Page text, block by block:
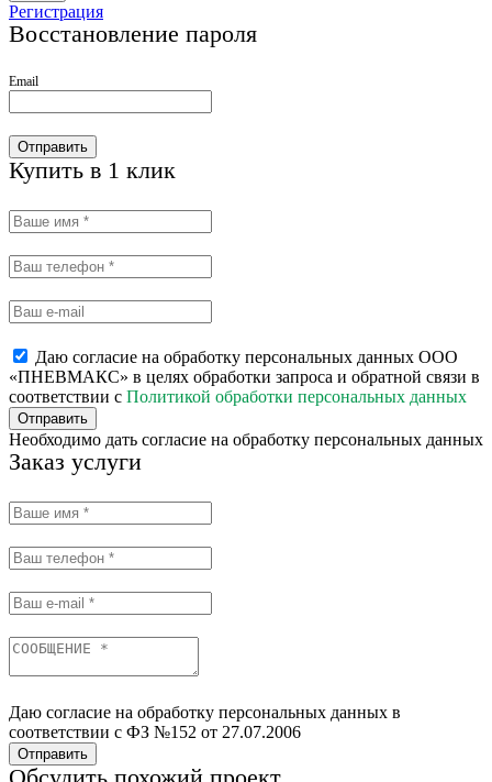
Регистрация
Восстановление пароля
Email
Отправить
Купить в 1 клик
Даю согласие на обработку персональных данных ООО
«ПНЕВМАКС» в целях обработки запроса и обратной связи в
соответствии с Политикой обработки персональных данных
Отправить
Необходимо дать согласие на обработку персональных данных
Заказ услуги
Даю согласие на обработку персональных данных в
соответствии с ФЗ №152 от 27.07.2006
Отправить